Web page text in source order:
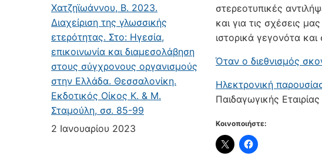
Χατζηϊωάννου, Β. 2023.
Διαχείριση της γλωσσικής
ετερότητας. Στο: Ηγεσία,
επικοινωνία και διαμεσολάβηση
στους σύγχρονους οργανισμούς
στην Ελλάδα. Θεσσαλονίκη.
Εκδοτικός Οίκος Κ. & Μ.
Σταμούλη, σσ. 85-99
2 Ιανουαρίου 2023
στερεοτυπικές
και για τις σχέσεις
ιστορικά γεγονότα
Όταν ο διεθνισμός
Ηλεκτρονική
Παιδαγωγικής
Κοινοποιήστε: